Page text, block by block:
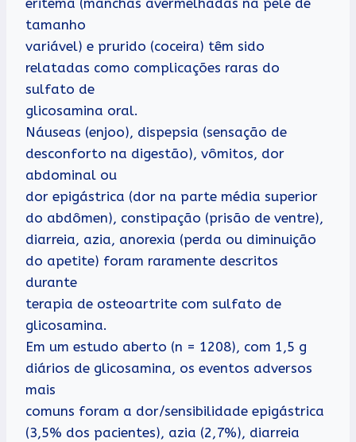
eritema (manchas avermelhadas na pele de
tamanho
variável) e prurido (coceira) têm sido
relatadas como complicações raras do
sulfato de
glicosamina oral.
Náuseas (enjoo), dispepsia (sensação de
desconforto na digestão), vômitos, dor
abdominal ou
dor epigástrica (dor na parte média superior
do abdômen), constipação (prisão de ventre),
diarreia, azia, anorexia (perda ou diminuição
do apetite) foram raramente descritos
durante
terapia de osteoartrite com sulfato de
glicosamina.
Em um estudo aberto (n = 1208), com 1,5 g
diários de glicosamina, os eventos adversos
mais
comuns foram a dor/sensibilidade epigástrica
(3,5% dos pacientes), azia (2,7%), diarreia